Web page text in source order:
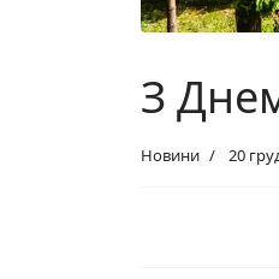
З
Новини 20